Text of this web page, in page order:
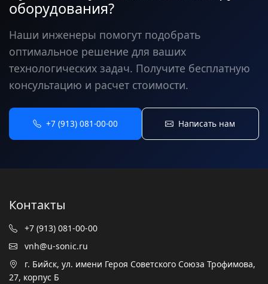
оборудования?
Наши инженеры помогут подобрать
оптимальное решение для ваших
технологических задач. Получите бесплатную
консультацию и расчет стоимости.
+7 (913) 081-00-00 Написать нам
Контакты
+7 (913) 081-00-00
vnh@u-sonic.ru
г. Бийск, ул. имени Героя Советского Союза Трофимова,
27, корпус Б